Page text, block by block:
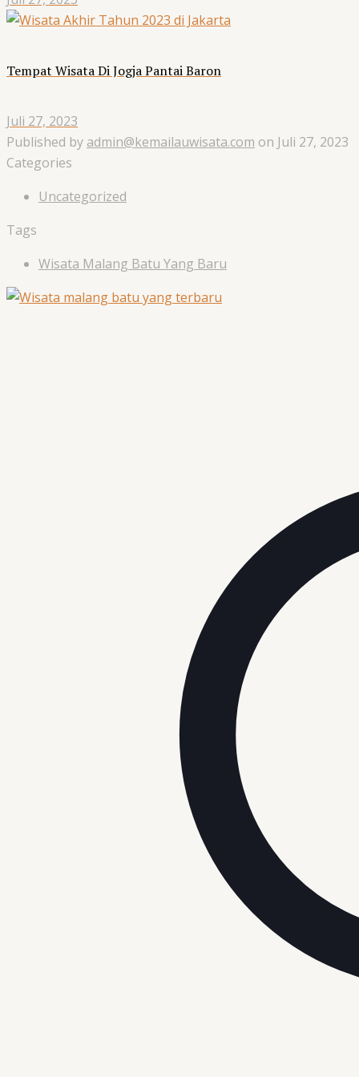
Tempat Wisata Di Jogja Pantai Baron
Juli 27, 2023
Published by admin@kemailauwisata.com on Juli 27, 2023
Categories
Uncategorized
Tags
Wisata Malang Batu Yang Baru